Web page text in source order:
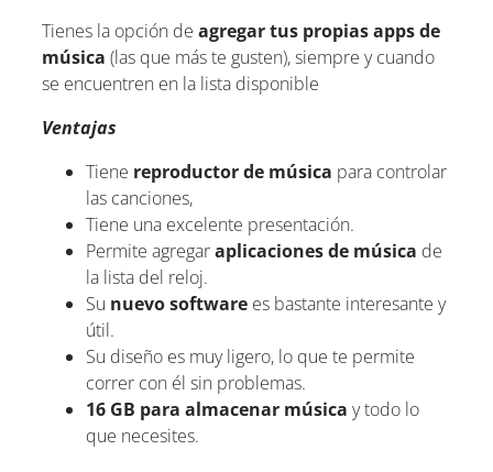
Tienes la opción de agregar tus propias apps de
música (las que más te gusten), siempre y cuando
se encuentren en la lista disponible
Ventajas
Tiene reproductor de música para controlar
las canciones,
Tiene una excelente presentación.
Permite agregaraplicaciones de música de
la lista del reloj.
Su nuevo software es bastante interesante y
útil.
Su diseño es muy ligero, lo que te permite
correr con él sin problemas.
16 GB para almacenar música y todo lo
que necesites.